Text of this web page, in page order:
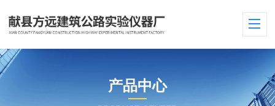
产品中心